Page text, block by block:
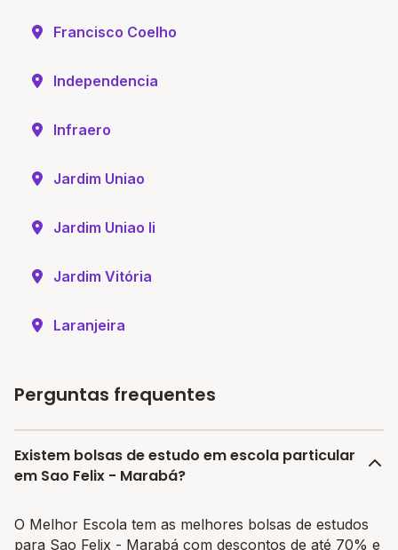
Francisco Coelho
Independencia
Infraero
Jardim Uniao
Jardim Uniao Ii
Jardim Vitória
Laranjeira
Perguntas frequentes
Existem bolsas de estudo em escola particular
em Sao Felix - Marabá?
O Melhor Escola tem as melhores bolsas de estudos
para Sao Felix - Marabá com descontos de até 70% e